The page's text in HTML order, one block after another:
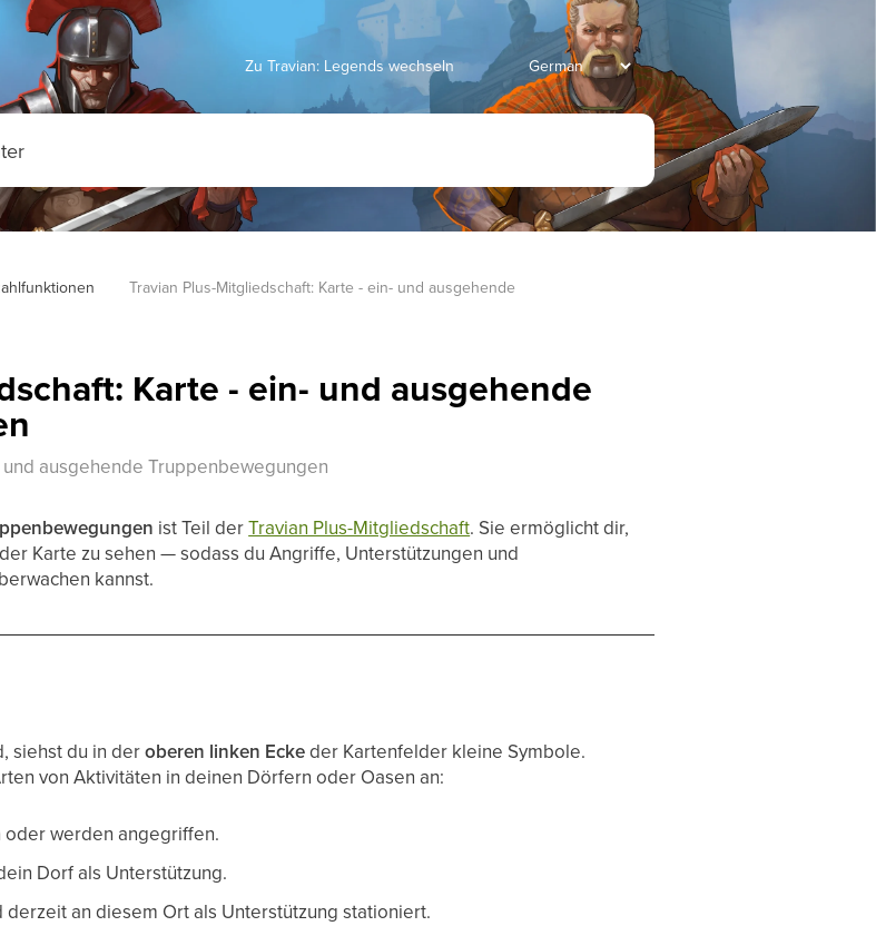
Zu Travian: Legends wechseln
Travian Plus-Mitgliedschaft: Karte - ein- und ausgehende
Karte - ein- und ausgehende
ausgehende Truppenbewegungen
ist Teil derTravian Plus-Mitgliedschaft. Sie ermöglicht dir,
Karte zu sehen — sodass du Angriffe, Unterstützungen und
kannst.
siehst du in deroberen linken Eckeder Kartenfelder kleine Symbole.
von Aktivitäten in deinen Dörfern oder Oasen an:
werden angegriffen.
Dorf als Unterstützung.
derzeit an diesem Ort als Unterstützung stationiert.